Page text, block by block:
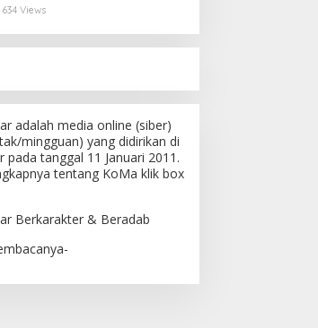
634 Views
adalah media online (siber)
mingguan) yang didirikan di
pada tanggal 11 Januari 2011.
tentang KoMa klik box
Berkarakter & Beradab